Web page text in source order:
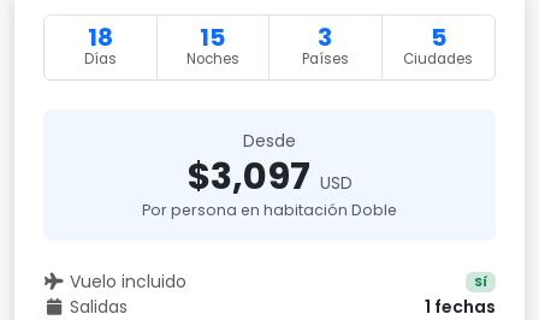
18
Días
15
Noches
3
Países
5
Ciudades
Desde
$3,097 USD
Por persona en habitación Doble
Vuelo incluido Sí
Salidas 1 fechas